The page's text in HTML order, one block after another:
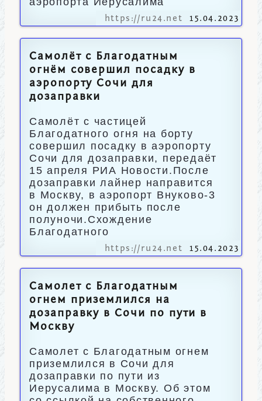
https://ru24.net 15.04.2023
Самолёт с Благодатным
огнём совершил посадку в
аэропорту Сочи для
дозаправки
Самолёт с частицей
Благодатного огня на борту
совершил посадку в аэропорту
Сочи для дозаправки, передаёт
15 апреля РИА Новости.После
дозаправки лайнер направится
в Москву, в аэропорт Внуково-3
он должен прибыть после
полуночи.Схождение
Благодатного
https://ru24.net 15.04.2023
Самолет с Благодатным
огнем приземлился на
дозаправку в Сочи по пути в
Москву
Самолет с Благодатным огнем
приземлился в Сочи для
дозаправки по пути из
Иерусалима в Москву. Об этом